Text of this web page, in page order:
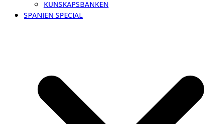
KUNSKAPSBANKEN
SPANIEN SPECIAL